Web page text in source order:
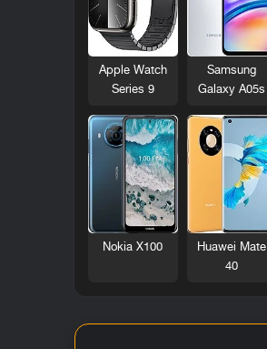
Samsung
Galaxy A05s
Apple Watch
Series 9
Huawei Mate
40
Nokia X100